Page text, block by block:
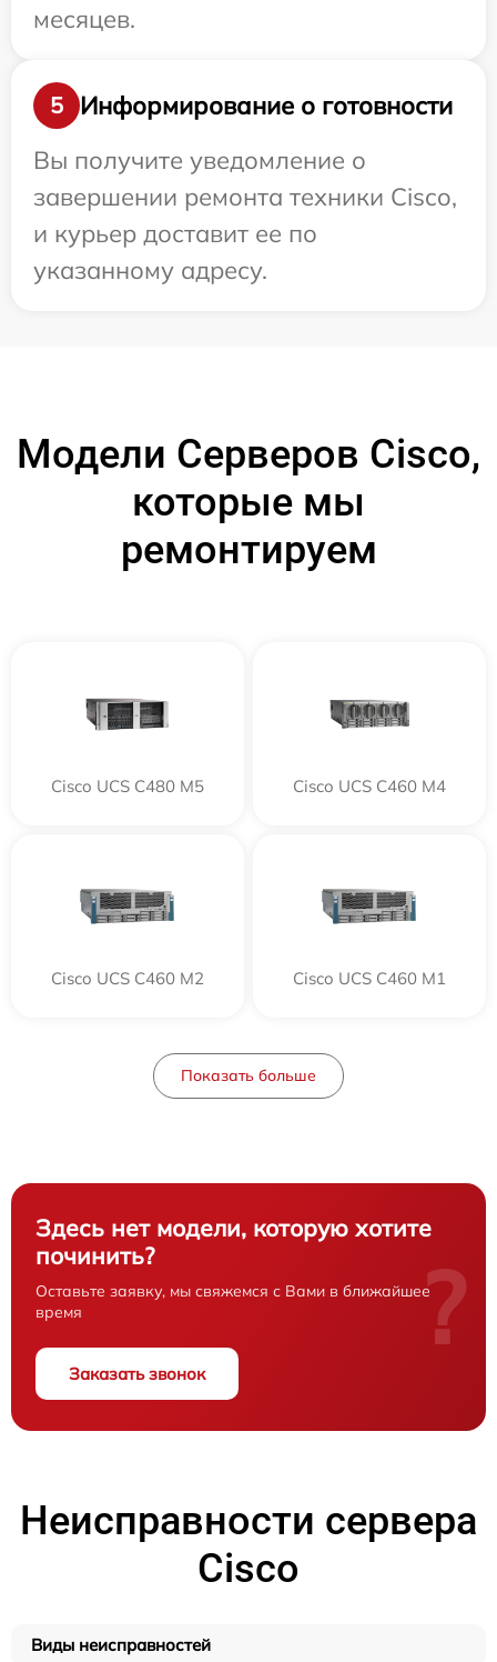
месяцев.
5
Информирование о готовности
Вы получите уведомление о
завершении ремонта техники Cisco,
и курьер доставит ее по
указанному адресу.
Модели Серверов Cisco,
которые мы
ремонтируем
Cisco UCS C480 M5 Cisco UCS C460 M4
Cisco UCS C460 M2 Cisco UCS C460 M1
Показать больше
Здесь нет модели, которую хотите
починить?
Оставьте заявку, мы свяжемся с Вами в ближайшее
время
Заказать звонок
?
Неисправности сервера
Cisco
Виды неисправностей